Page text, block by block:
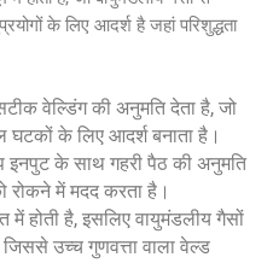
के लिए आदर्श है जहां परिशुद्धता
वेल्डिंग की अनुमति देता है, जो
घटकों के लिए आदर्श बनाता है।
इनपुट के साथ गहरी पैठ की अनुमति
रोकने में मदद करता है।
में होती है, इसलिए वायुमंडलीय गैसों
उच्च गुणवत्ता वाला वेल्ड